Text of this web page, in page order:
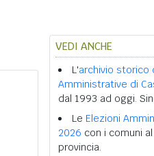
VEDI ANCHE
L'archivio storico
Amministrative di
dal 1993 ad oggi.
Le Elezioni
2026 con i comuni
provincia.